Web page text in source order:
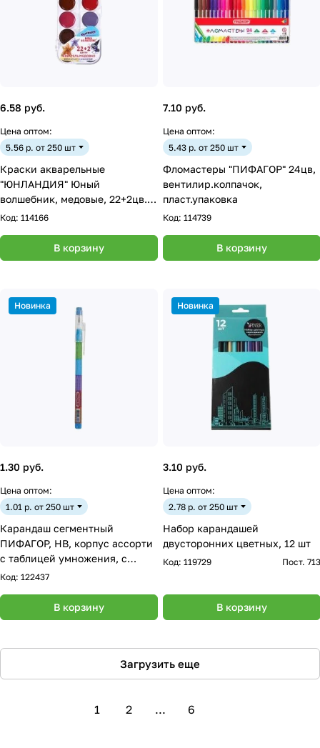
6.58 руб.
Цена оптом:
5.56 р. от 250 шт
Краски акварельные
"ЮНЛАНДИЯ" Юный
волшебник, медовые, 22+2цв.
(золото+серебро), круглые
Код: 114166
В корзину
7.10 руб.
Цена оптом:
5.43 р. от 250 шт
Фломастеры "ПИФАГОР" 24цв,
вентилир.колпачок,
пласт.упаковка
Код: 114739
В корзину
Новинка
1.30 руб.
Цена оптом:
1.01 р. от 250 шт
Карандаш сегментный
ПИФАГОР, HB, корпус ассорти
с таблицей умножения, с
ластиком, 181482
Код: 122437
В корзину
Новинка
3.10 руб.
Цена оптом:
2.78 р. от 250 шт
Набор карандашей
двусторонних цветных, 12 шт
Код: 119729 Пост. 713
В корзину
Загрузить еще
1 2 ... 6